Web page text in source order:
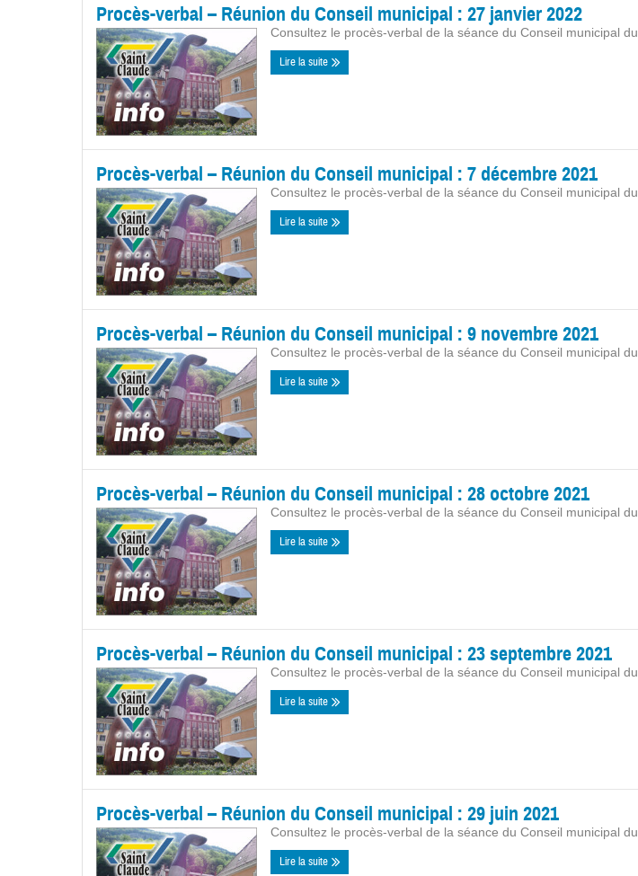
Procès-verbal – Réunion du Conseil municipal : 27 janvier 2022
Consultez le procès-verbal de la séance du Conseil municipal
Lire la suite
Procès-verbal – Réunion du Conseil municipal : 7 décembre 2021
Consultez le procès-verbal de la séance du Conseil municipal
Lire la suite
Procès-verbal – Réunion du Conseil municipal : 9 novembre 2021
Consultez le procès-verbal de la séance du Conseil municipal
Lire la suite
Procès-verbal – Réunion du Conseil municipal : 28 octobre 2021
Consultez le procès-verbal de la séance du Conseil municipal
Lire la suite
Procès-verbal – Réunion du Conseil municipal : 23 septembre 2021
Consultez le procès-verbal de la séance du Conseil municipal
Lire la suite
Procès-verbal – Réunion du Conseil municipal : 29 juin 2021
Consultez le procès-verbal de la séance du Conseil municipal
Lire la suite